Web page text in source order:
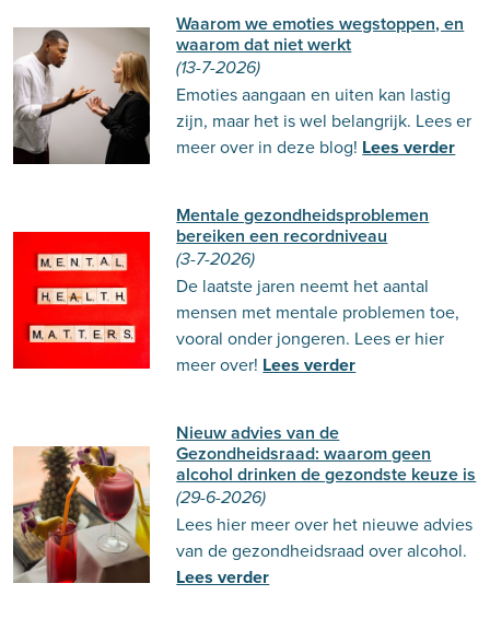
Waarom we emoties wegstoppen, en
waarom dat niet werkt
(13-7-2026)
Emoties aangaan en uiten kan lastig
zijn, maar het is wel belangrijk. Lees er
meer over in deze blog! Lees verder
Mentale gezondheidsproblemen
bereiken een recordniveau
(3-7-2026)
De laatste jaren neemt het aantal
mensen met mentale problemen toe,
vooral onder jongeren. Lees er hier
meer over! Lees verder
Nieuw advies van de
Gezondheidsraad: waarom geen
alcohol drinken de gezondste keuze is
(29-6-2026)
Lees hier meer over het nieuwe advies
van de gezondheidsraad over alcohol.
Lees verder